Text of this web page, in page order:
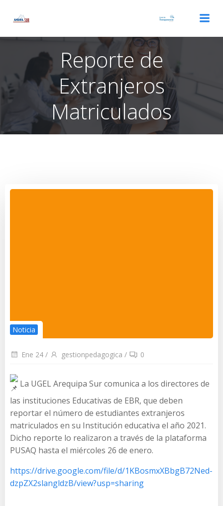
Reporte de
Extranjeros
Matriculados
Noticia
Ene 24 / gestionpedagogica / 0
La UGEL Arequipa Sur comunica a los directores de
las instituciones Educativas de EBR, que deben
reportar el número de estudiantes extranjeros
matriculados en su Institución educativa el año 2021.
Dicho reporte lo realizaron a través de la plataforma
PUSAQ hasta el miércoles 26 de enero.
https://drive.google.com/file/d/1KBosmxXBbgB72Ned-
dzpZX2slangldzB/view?usp=sharing